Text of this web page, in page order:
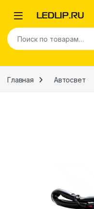
Искать:
Главная Автосвет